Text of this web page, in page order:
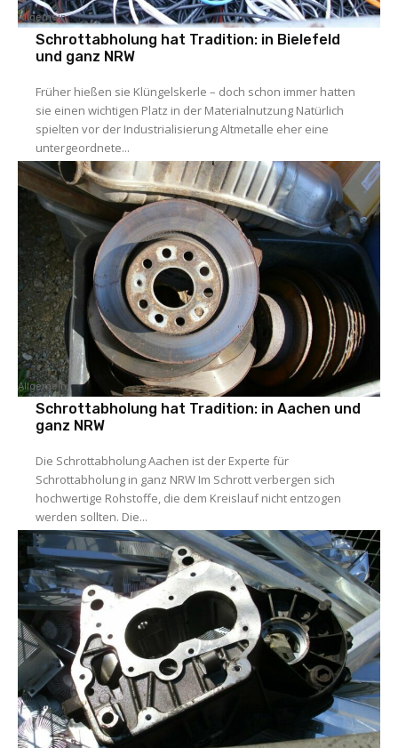
Allgemein
Schrottabholung hat Tradition: in Bielefeld
und ganz NRW
Früher hießen sie Klüngelskerle – doch schon immer hatten
sie einen wichtigen Platz in der Materialnutzung Natürlich
spielten vor der Industrialisierung Altmetalle eher eine
untergeordnete...
Allgemein
Schrottabholung hat Tradition: in Aachen und
ganz NRW
Die Schrottabholung Aachen ist der Experte für
Schrottabholung in ganz NRW Im Schrott verbergen sich
hochwertige Rohstoffe, die dem Kreislauf nicht entzogen
werden sollten. Die...